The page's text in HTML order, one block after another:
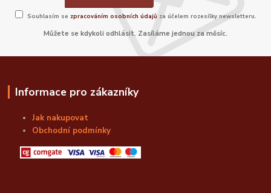
Souhlasím se zpracováním osobních údajů za účelem rozesílky newsletteru.
Můžete se kdykoli odhlásit. Zasíláme jednou za měsíc.
Informace pro zákazníky
Jak nakupovat
Obchodní podmínky